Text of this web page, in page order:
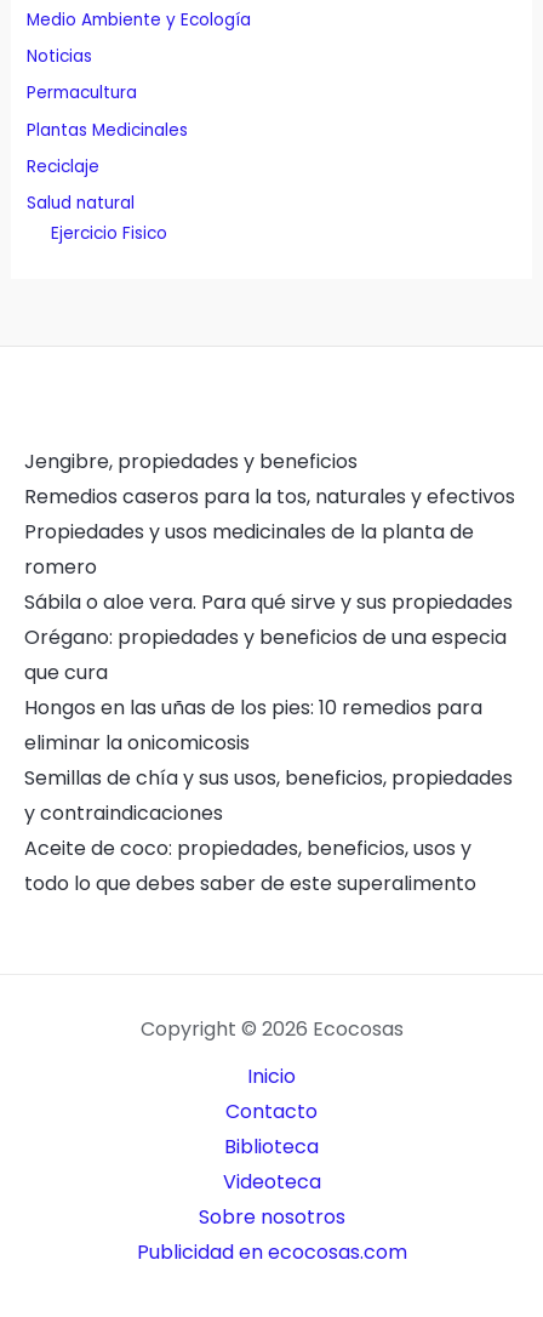
Medio Ambiente y Ecología
Noticias
Permacultura
Plantas Medicinales
Reciclaje
Salud natural
Ejercicio Fisico
Jengibre, propiedades y beneficios
Remedios caseros para la tos, naturales y efectivos
Propiedades y usos medicinales de la planta de
romero
Sábila o aloe vera. Para qué sirve y sus propiedades
Orégano: propiedades y beneficios de una especia
que cura
Hongos en las uñas de los pies: 10 remedios para
eliminar la onicomicosis
Semillas de chía y sus usos, beneficios, propiedades
y contraindicaciones
Aceite de coco: propiedades, beneficios, usos y
todo lo que debes saber de este superalimento
Copyright © 2026 Ecocosas
Inicio
Contacto
Biblioteca
Videoteca
Sobre nosotros
Publicidad en ecocosas.com